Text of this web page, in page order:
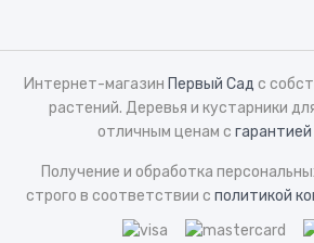
Интернет-магазин Первый Сад с
растений. Деревья и кустарники
отличным ценам с
Получение и обработка
строго в соответствии с политикой